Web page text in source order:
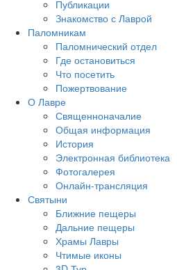
Публикации
Знакомство с Лаврой
Паломникам
Паломнический отдел
Где остановиться
Что посетить
Пожертвование
О Лавре
Священноначалие
Общая информация
История
Электронная библиотека
Фотогалерея
Онлайн-трансляция
Святыни
Ближние пещеры
Дальние пещеры
Храмы Лавры
Чтимые иконы